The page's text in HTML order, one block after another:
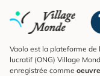
Vaolo est la plateforme
lucratif (ONG) Village
enregistrée comme